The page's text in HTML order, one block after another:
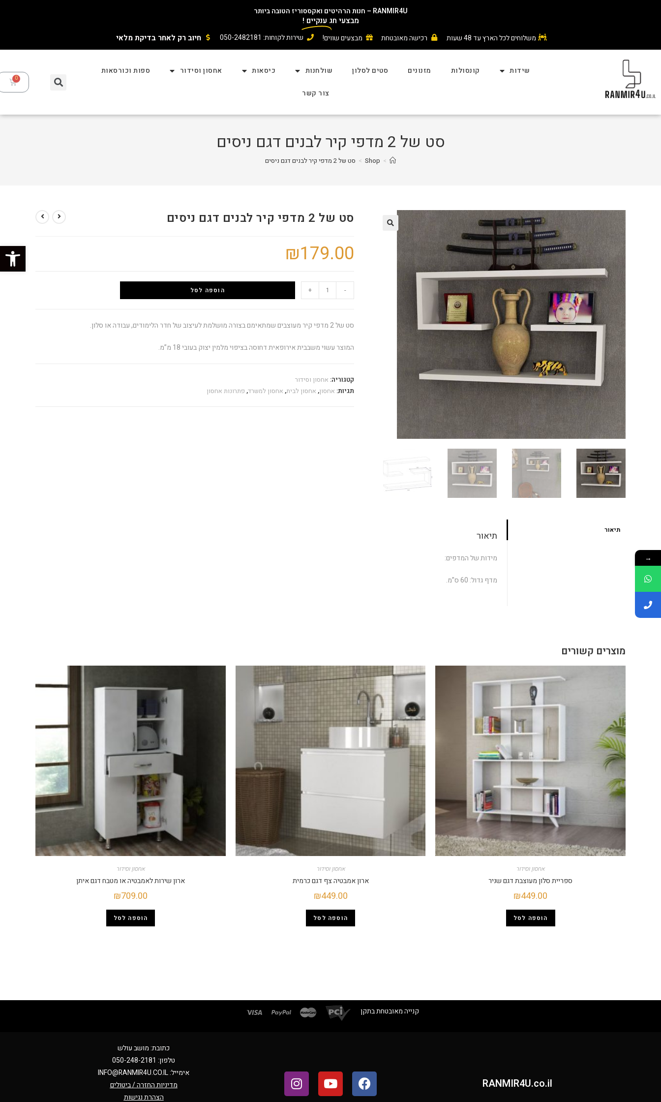
פתח סרגל נגישות
RANMIR4U – חנות הרהיטים ואקססוריז הטובה ביותר
מבצעי חג ענקיים !
משלוחים לכל הארץ עד 48 שעות רכישה מאובטחת מבצעים שווים! שירות לקוחות: 050-2482181 חיוב רק לאחר בדיקת מלאי ​
שידות קונסולות מזנונים סטים לסלון שולחנות כיסאות אחסון וסידור ספות וכורסאות
צור קשר
סט של 2 מדפי קיר לבנים דגם ניסים
>
Shop
> סט של 2 מדפי קיר לבנים דגם ניסים
סט של 2 מדפי קיר לבנים דגם ניסים
₪179.00
-
+ הוספה לסל
סט של 2 מדפי קיר מעוצבים שמתאימם בצורה מושלמת לעיצוב של חדר הלימודים, עבודה או סלון.
המוצר עשוי משבבית אירופאית דחוסה בציפוי מלמין יצוק בעובי 18 מ”מ.
קטגוריה: אחסון וסידור
תגיות: אחסון, אחסון לבית, אחסון למשרד, פתרונות אחסון
תיאור תיאור
מידות של המדפים:
מדף גדול: 60 ס”מ.
מוצרים קשורים
אחסון וסידור
ספריית סלון מעוצבת דגם שניר
₪449.00
הוספה לסל
אחסון וסידור
ארון אמבטיה צף דגם כרמית
₪449.00
הוספה לסל
אחסון וסידור
ארון שירות לאמבטיה או מטבח דגם איתן
₪709.00
הוספה לסל
קנייה מאובטחת בתקן
RANMIR4U.co.il
כתובת: מושב עולש
טלפון: 050-248-2181
אימייל:INFO@RANMIR4U.CO.IL
מדיניות החזרה / ביטולים
הצהרת נגישות
→